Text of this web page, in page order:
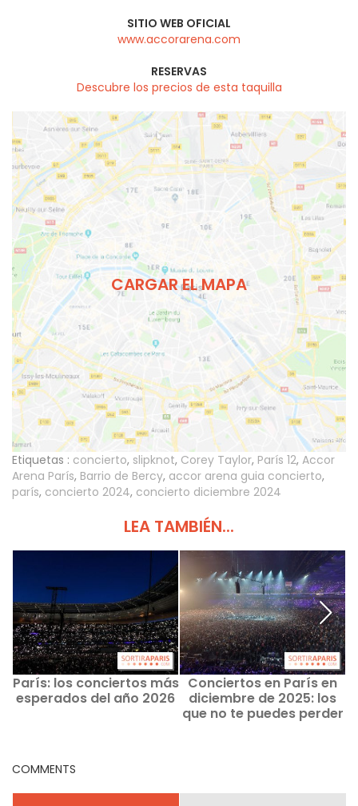
SITIO WEB OFICIAL
www.accorarena.com
RESERVAS
Descubre los precios de esta taquilla
CARGAR EL MAPA
Etiquetas : concierto, slipknot, Corey Taylor, París 12, Accor
Arena París, Barrio de Bercy, accor arena guia concierto,
parís, concierto 2024, concierto diciembre 2024
LEA TAMBIÉN...
París: los conciertos más
esperados del año 2026
Conciertos en París en
diciembre de 2025: los
que no te puedes perder
COMMENTS